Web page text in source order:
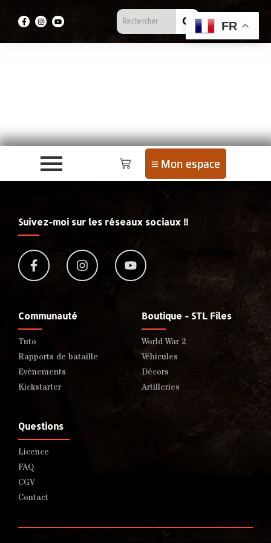
Mon espace
Suivez-moi sur les réseaux sociaux !!
Communauté
Tuto
Rapports de bataille
Evènements
Kickstarter
Boutique - STL Files
World War 2
Véhicules
Décors
Artilleries
Questions
Licence
FAQ
CGV
Contact
FR